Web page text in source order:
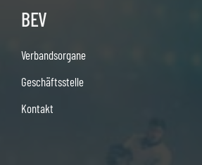
BEV
Verbandsorgane
Geschäftsstelle
Kontakt